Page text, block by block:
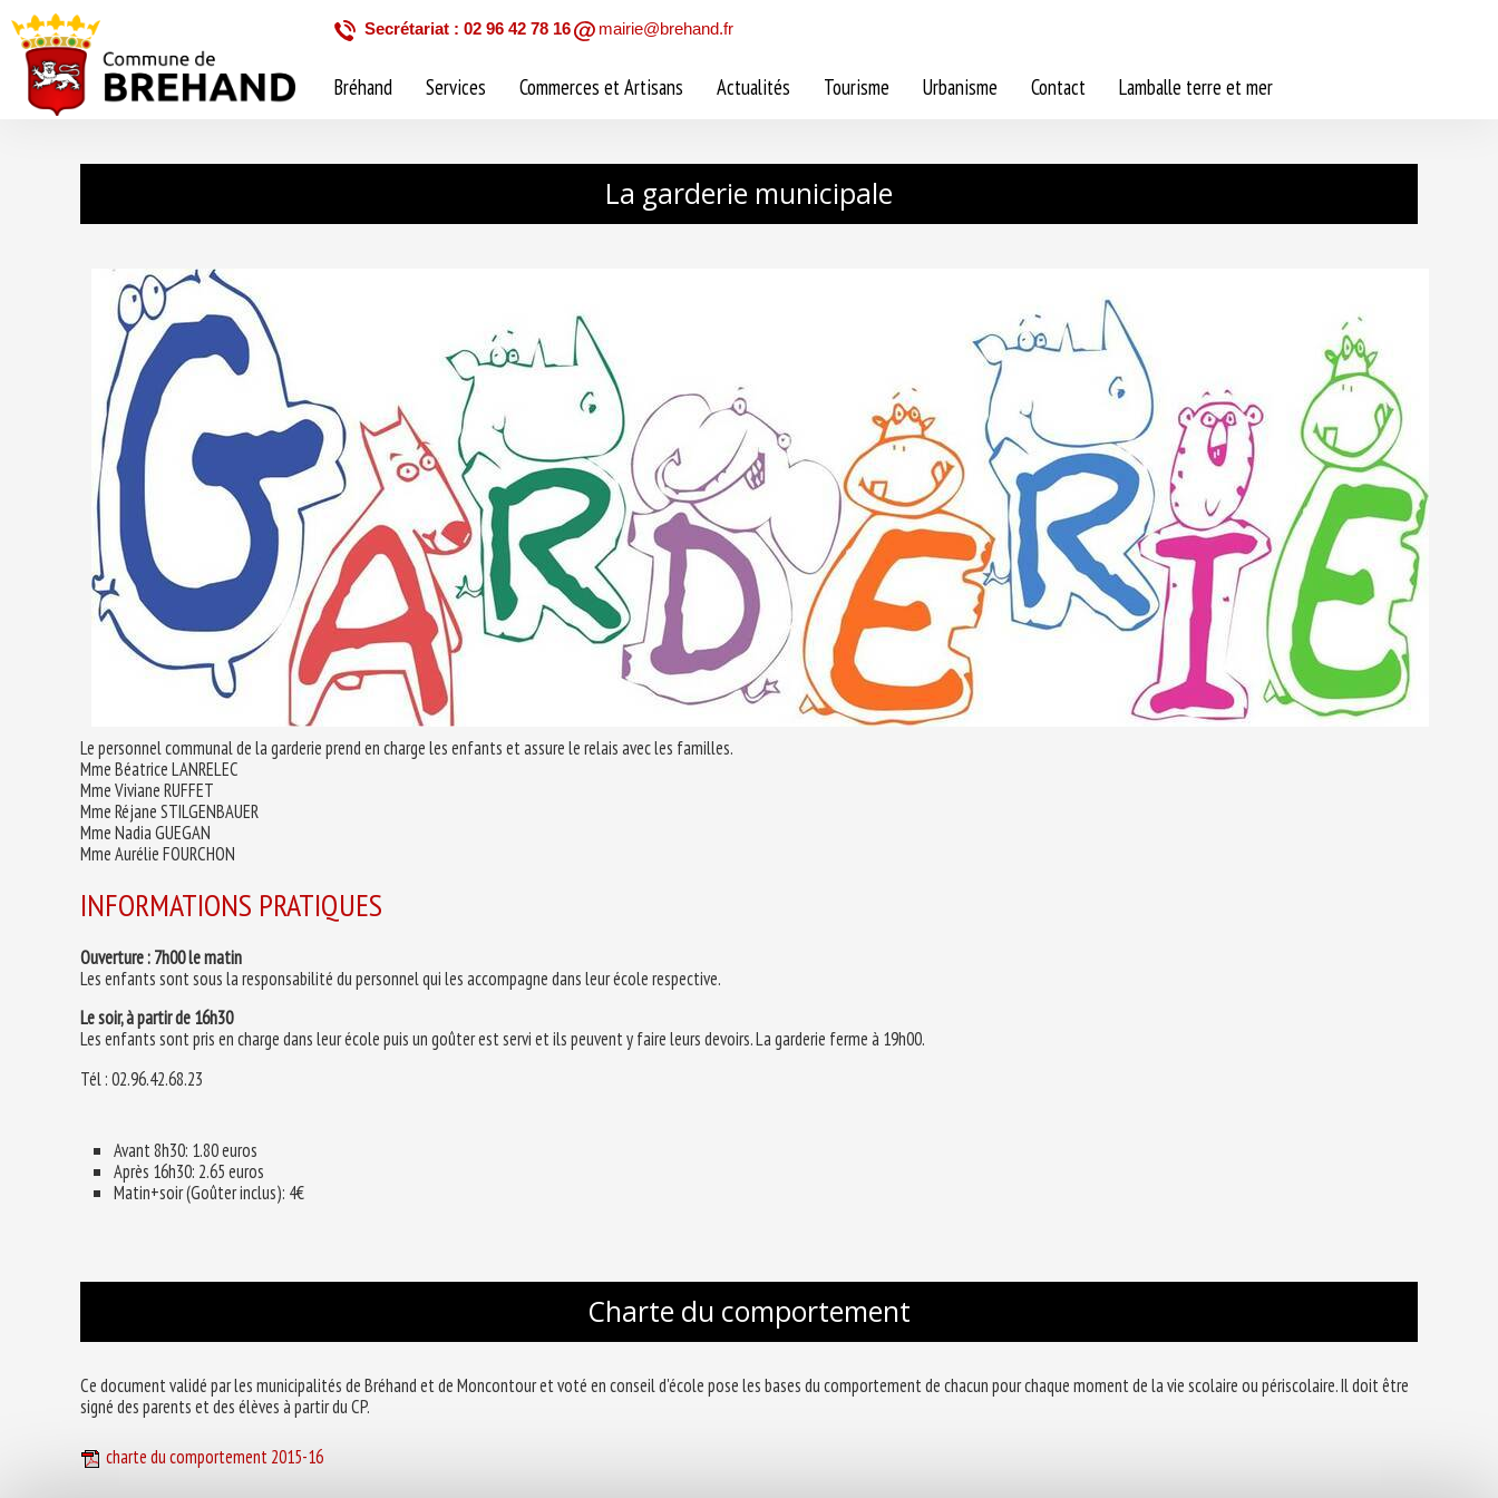
Secrétariat : 02 96 42 78 16 mairie@brehand.fr
Bréhand Services Commerces et Artisans Actualités Tourisme Urbanisme Contact Lamballe terre et mer
La garderie municipale
Le personnel communal de la garderie prend en charge les enfants et assure le relais avec les familles.
Mme Béatrice LANRELEC
Mme Viviane RUFFET
Mme Réjane STILGENBAUER
Mme Nadia GUEGAN
Mme Aurélie FOURCHON
INFORMATIONS PRATIQUES
Ouverture : 7h00 le matin
Les enfants sont sous la responsabilité du personnel qui les accompagne dans leur école respective.
Le soir, à partir de 16h30
Les enfants sont pris en charge dans leur école puis un goûter est servi et ils peuvent y faire leurs devoirs. La garderie ferme à 19h00.
Tél : 02.96.42.68.23
Avant 8h30: 1.80 euros
Après 16h30: 2.65 euros
Matin+soir (Goûter inclus): 4€
Charte du comportement
Ce document validé par les municipalités de Bréhand et de Moncontour et voté en conseil d'école pose les bases du comportement de chacun pour chaque moment de la vie scolaire ou périscolaire. Il doit être
signé des parents et des élèves à partir du CP.
charte du comportement 2015-16